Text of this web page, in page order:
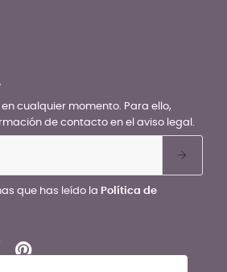
cualquier momento. Para ello,
de contacto en el aviso legal.
que has leído la Política de